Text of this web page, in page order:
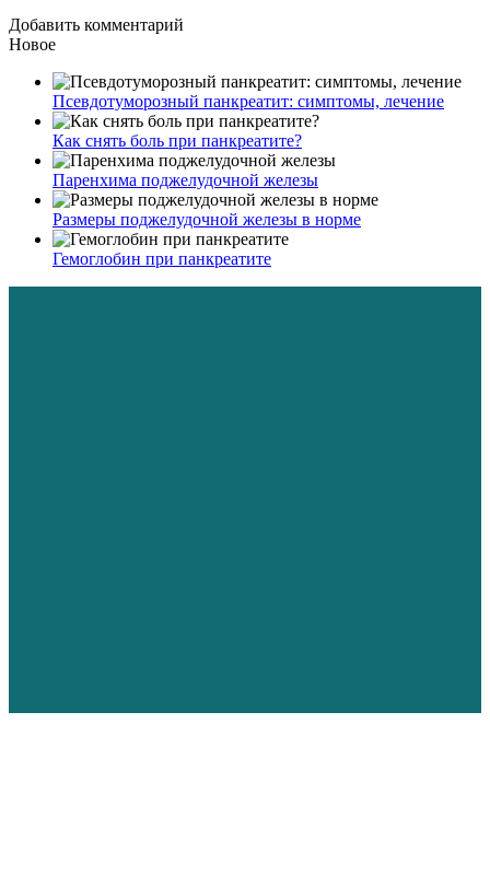
Добавить комментарий
Новое
Псевдотуморозный панкреатит: симптомы, лечение
Как снять боль при панкреатите?
Паренхима поджелудочной железы
Размеры поджелудочной железы в норме
Гемоглобин при панкреатите